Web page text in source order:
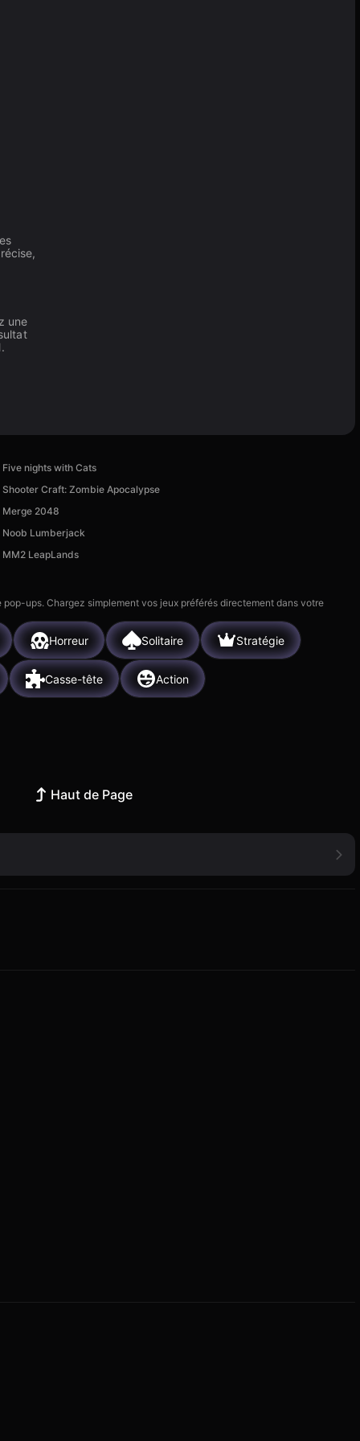
une
Five nights with Cats
Shooter Craft: Zombie Apocalypse
Merge 2048
Noob Lumberjack
MM2 LeapLands
ups. Chargez simplement vos jeux préférés directement dans votre
Horreur Solitaire Stratégie
Casse-tête Action
Haut de Page